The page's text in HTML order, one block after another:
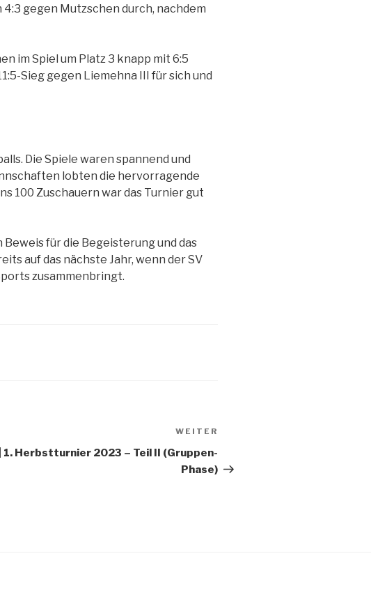
gegen Mutzschen durch, nachdem
im Spiel um Platz 3 knapp mit 6:5
Sieg gegen Liemehna III für sich und
Die Spiele waren spannend und
lobten die hervorragende
100 Zuschauern war das Turnier gut
für die Begeisterung und das
auf das nächste Jahr, wenn der SV
zusammenbringt.
WEITER
Herbstturnier 2023 – Teil II (Gruppen-
Phase)